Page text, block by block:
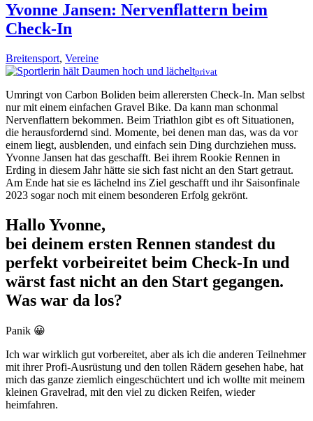
Yvonne Jansen: Nervenflattern beim
Check-In
Breitensport, Vereine
privat
Umringt von Carbon Boliden beim allerersten Check-In. Man selbst
nur mit einem einfachen Gravel Bike. Da kann man schonmal
Nervenflattern bekommen. Beim Triathlon gibt es oft Situationen,
die herausfordernd sind. Momente, bei denen man das, was da vor
einem liegt, ausblenden, und einfach sein Ding durchziehen muss.
Yvonne Jansen hat das geschafft. Bei ihrem Rookie Rennen in
Erding in diesem Jahr hätte sie sich fast nicht an den Start getraut.
Am Ende hat sie es lächelnd ins Ziel geschafft und ihr Saisonfinale
2023 sogar noch mit einem besonderen Erfolg gekrönt.
Hallo Yvonne,
bei deinem ersten Rennen standest du
perfekt vorbeireitet beim Check-In und
wärst fast nicht an den Start gegangen.
Was war da los?
Panik 😀
Ich war wirklich gut vorbereitet, aber als ich die anderen Teilnehmer
mit ihrer Profi-Ausrüstung und den tollen Rädern gesehen habe, hat
mich das ganze ziemlich eingeschüchtert und ich wollte mit meinem
kleinen Gravelrad, mit den viel zu dicken Reifen, wieder
heimfahren.